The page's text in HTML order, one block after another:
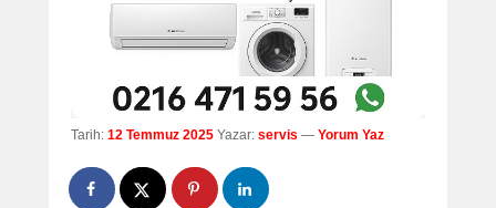
Tarih: 12 Temmuz 2025 Yazar: servis — Yorum Yaz